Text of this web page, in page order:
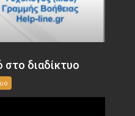
στο διαδίκτυο